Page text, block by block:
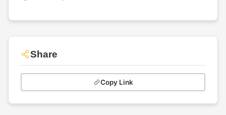
Share
Copy Link